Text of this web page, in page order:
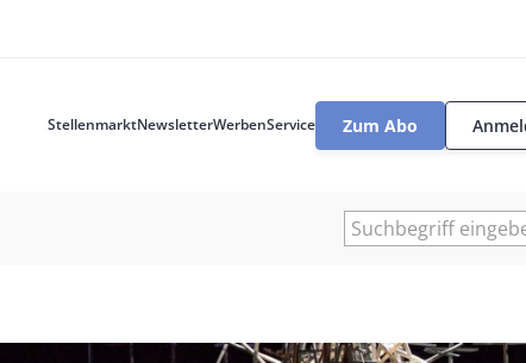
StellenmarktNewsletterWerbenService
User
Zum Abo
Suche